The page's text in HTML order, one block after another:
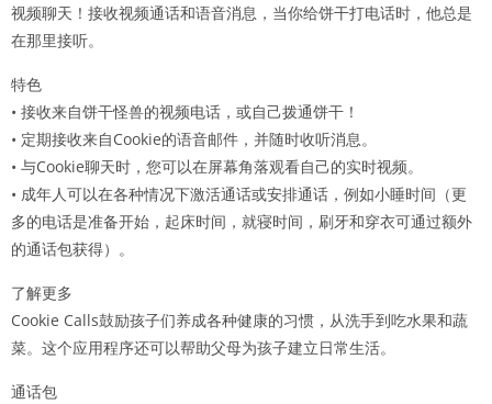
视频聊天！接收视频通话和语音消息，当你给饼干打电话时，他总是
在那里接听。
特色
• 接收来自饼干怪兽的视频电话，或自己拨通饼干！
• 定期接收来自Cookie的语音邮件，并随时收听消息。
• 与Cookie聊天时，您可以在屏幕角落观看自己的实时视频。
• 成年人可以在各种情况下激活通话或安排通话，例如小睡时间（更
多的电话是准备开始，起床时间，就寝时间，刷牙和穿衣可通过额外
的通话包获得）。
了解更多
Cookie Calls鼓励孩子们养成各种健康的习惯，从洗手到吃水果和蔬
菜。这个应用程序还可以帮助父母为孩子建立日常生活。
通话包